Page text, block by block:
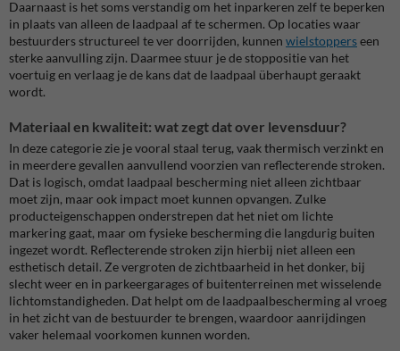
Daarnaast is het soms verstandig om het inparkeren zelf te beperken
in plaats van alleen de laadpaal af te schermen. Op locaties waar
bestuurders structureel te ver doorrijden, kunnen wielstopperseen
sterke aanvulling zijn. Daarmee stuur je de stoppositie van het
voertuig en verlaag je de kans dat de laadpaal überhaupt geraakt
wordt.
Materiaal en kwaliteit: wat zegt dat over levensduur?
In deze categorie zie je vooral staal terug, vaak thermisch verzinkt en
in meerdere gevallen aanvullend voorzien van reflecterende stroken.
Dat is logisch, omdat laadpaal bescherming niet alleen zichtbaar
moet zijn, maar ook impact moet kunnen opvangen. Zulke
producteigenschappen onderstrepen dat het niet om lichte
markering gaat, maar om fysieke bescherming die langdurig buiten
ingezet wordt. Reflecterende stroken zijn hierbij niet alleen een
esthetisch detail. Ze vergroten de zichtbaarheid in het donker, bij
slecht weer en in parkeergarages of buitenterreinen met wisselende
lichtomstandigheden. Dat helpt om de laadpaalbescherming al vroeg
in het zicht van de bestuurder te brengen, waardoor aanrijdingen
vaker helemaal voorkomen kunnen worden.